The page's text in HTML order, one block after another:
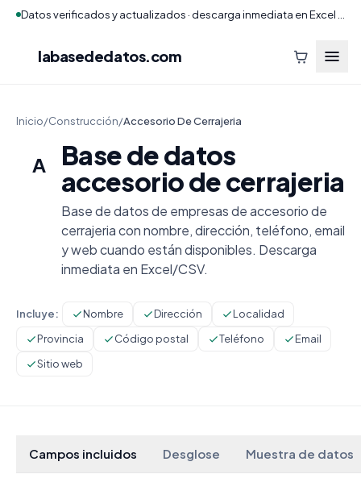
labasededatos.com
Inicio/Construcción/Accesorio De Cerrajeria
A
Base de datos
accesorio de cerrajeria
Base de datos de empresas de accesorio de
cerrajeria con nombre, dirección, teléfono, email
y web cuando están disponibles. Descarga
inmediata en Excel/CSV.
Incluye: Nombre Dirección
Localidad
Provincia
Código postal Teléfono
Email
Sitio web
Campos incluidos Desglose Muestra de datos